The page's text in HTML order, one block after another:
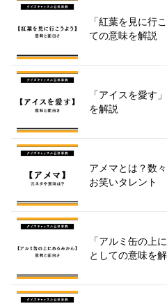
「紅葉を見に行
ての意味を解説
「アイスを愛す
を解説
アメマとは？数
お笑いタレント
「アルミ缶の上
としての意味を